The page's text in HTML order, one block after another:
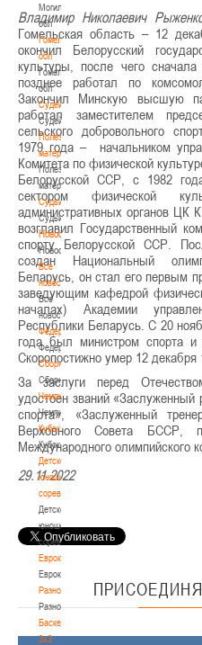
Могилевская
обл
Гомельская
обл
Гомельская
обл
Судейство
Судейство
Полезные
материалы
Полезные
материалы
Судьи
Судьи
Новости
Новости
Все
новости
Все
новости
Федерация
Федерация
Сборные
Сборные
Чемпионат
Чемпионат
Кубок
Кубок
Детско-
юношеские
соревнования
Детско-
юношеские
соревнования
Еврокубки
Еврокубки
Разное
Разное
Баскетбол
3х3
Владимир Николаевич
Гомельская область – 12
окончил Белорусский
культуры, после чего
позднее работал по
Закончил Минскую высшую
работал заместителем
сельского добровольного
1979 года – начальником
Комитета по физической
Белорусской ССР, с 1982
сектором физической
административных органов
возглавил Государственный
спорту Белорусской ССР.
создан Национальный
Беларусь, он стал его первым
заведующим кафедрой
началах) Академии
Республики Беларусь. С 20
года был министром спорта и
Скоропостижно умер 12 декабря
За заслуги перед
удостоен званий «Заслуженный
спорта», «Заслуженный
Верховного Совета БССР,
Международного олимпийского
29.11.2022